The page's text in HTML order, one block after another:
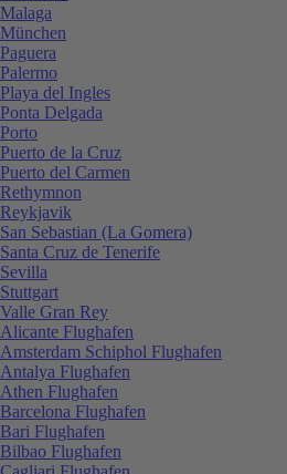
Malaga
München
Paguera
Palermo
Playa del Ingles
Ponta Delgada
Porto
Puerto de la Cruz
Puerto del Carmen
Rethymnon
Reykjavik
San Sebastian (La Gomera)
Santa Cruz de Tenerife
Sevilla
Stuttgart
Valle Gran Rey
Alicante Flughafen
Amsterdam Schiphol Flughafen
Antalya Flughafen
Athen Flughafen
Barcelona Flughafen
Bari Flughafen
Bilbao Flughafen